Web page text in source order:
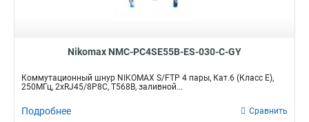
Nikomax NMC-PC4SE55B-ES-030-C-GY
Коммутационный шнур NIKOMAX S/FTP 4 пары, Кат.6 (Класс E),
250МГц, 2хRJ45/8P8C, T568B, заливной...
Подробнее Сравнить